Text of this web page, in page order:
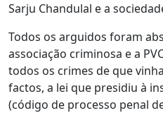
Sarju Chandulal e a
Todos os arguidos foram
associação criminosa e a
todos os crimes de que
factos, a lei que presidiu à
(código de processo penal